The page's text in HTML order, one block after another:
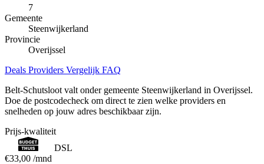
7
Gemeente
Steenwijkerland
Provincie
Overijssel
Deals Providers Vergelijk FAQ
Belt-Schutsloot valt onder gemeente Steenwijkerland in Overijssel.
Doe de postcodecheck om direct te zien welke providers en
snelheden op jouw adres beschikbaar zijn.
Prijs-kwaliteit
DSL
€33,00 /mnd